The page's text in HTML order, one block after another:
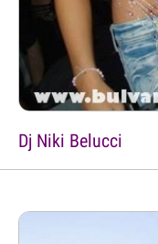
Dj Niki Belucci